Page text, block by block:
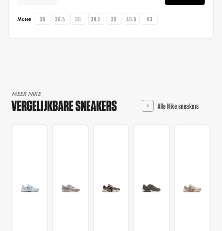
Maten 36 36.5 38 38.5 39 40.5 43
MEER NIKE
VERGELIJKBARE SNEAKERS Alle Nike sneakers